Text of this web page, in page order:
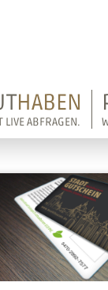
HABEN
LIVE ABFRAGEN.